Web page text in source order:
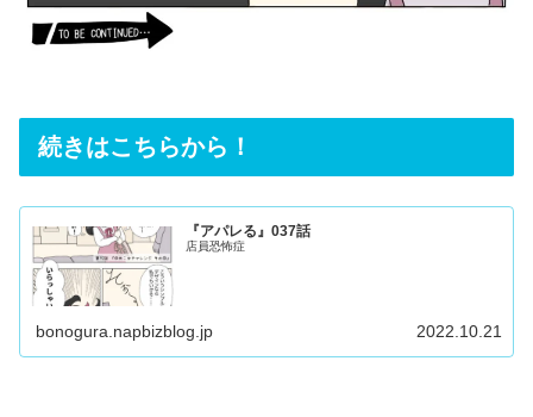
続きはこちらから！
『アパレる』037話
店員恐怖症
bonogura.napbizblog.jp 2022.10.21